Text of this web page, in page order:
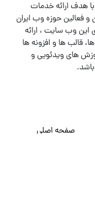
پرشین اسکریپت در سال ۱۳۸۶ با هدف ارائه خدمات
و فعالین حوزه وب ایران
این وب سایت ، ارائه
قالب ها و افزونه ها
های ویدئویی و
صفحه اصلی